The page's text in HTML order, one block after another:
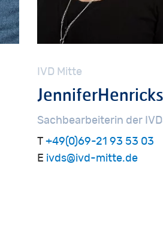
IVD Mitte
JenniferHenricks
Sachbearbeiterin der
T+49(0)69-21 93 53 03
E ivds@ivd-mitte.de